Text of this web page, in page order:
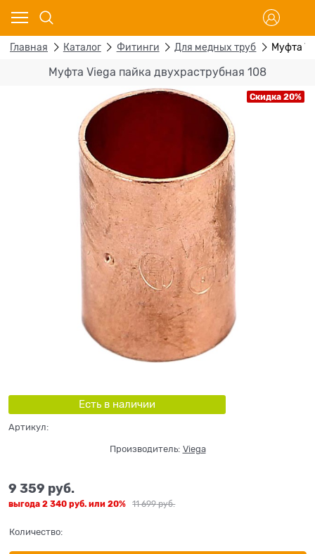
Главная Каталог Фитинги Для медных труб Муфта
Муфта Viega пайка двухраструбная 108
Скидка 20%
Есть в наличии
Артикул:
Производитель: Viega
11 699 руб.
9 359 руб.
выгода 2 340 руб. или 20%
Количество: